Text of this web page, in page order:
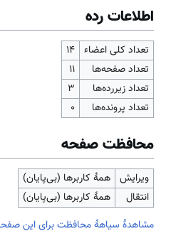
اطلاعات رده
تعداد کلی اعضاء
۱۴
تعداد صفحه‌ها
۱۱
تعداد زیررده‌ها
۳
تعداد پرونده‌ها
۰
محافظت صفحه
ویرایش
همهٔ کاربرها (بی‌پایان)
انتقال
همهٔ کاربرها (بی‌پایان)
مشاهدۀ سیاهۀ محافظت برای این